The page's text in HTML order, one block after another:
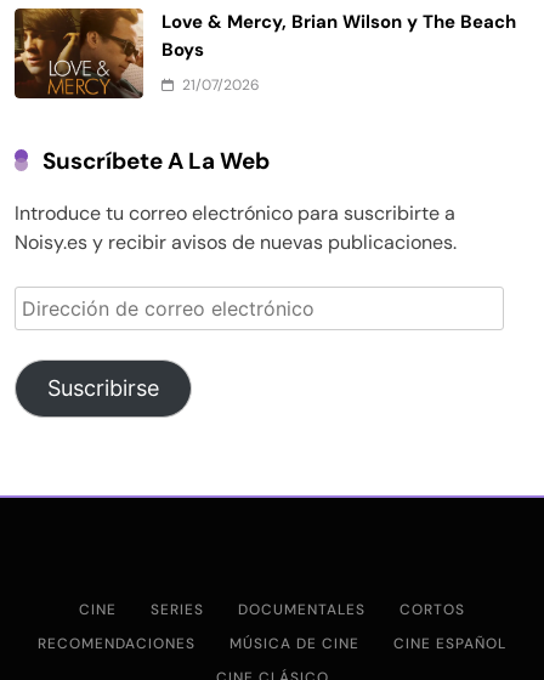
Love & Mercy, Brian Wilson y The Beach
Boys
21/07/2026
Suscríbete A La Web
Introduce tu correo electrónico para suscribirte a
Noisy.es y recibir avisos de nuevas publicaciones.
Dirección
de
correo
electrónico
Suscribirse
CINE SERIES DOCUMENTALES
CORTOS
RECOMENDACIONES
MÚSICA DE CINE
CINE ESPAÑOL